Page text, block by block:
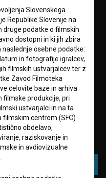
Slovenskega
Republike Slovenije na
druge podatke o filmskih
dostopni in ki jih zbira
naslednje osebne podatke:
in fotografije igralcev,
filmskih ustvarjalcev ter z
Zavod Filmoteka
celovite baze in arhiva
filmske produkcije, pri
ustvarjalci in na ta
filmskim centrom (SFC)
obdelavo,
raziskovanje in
in avdiovizualne